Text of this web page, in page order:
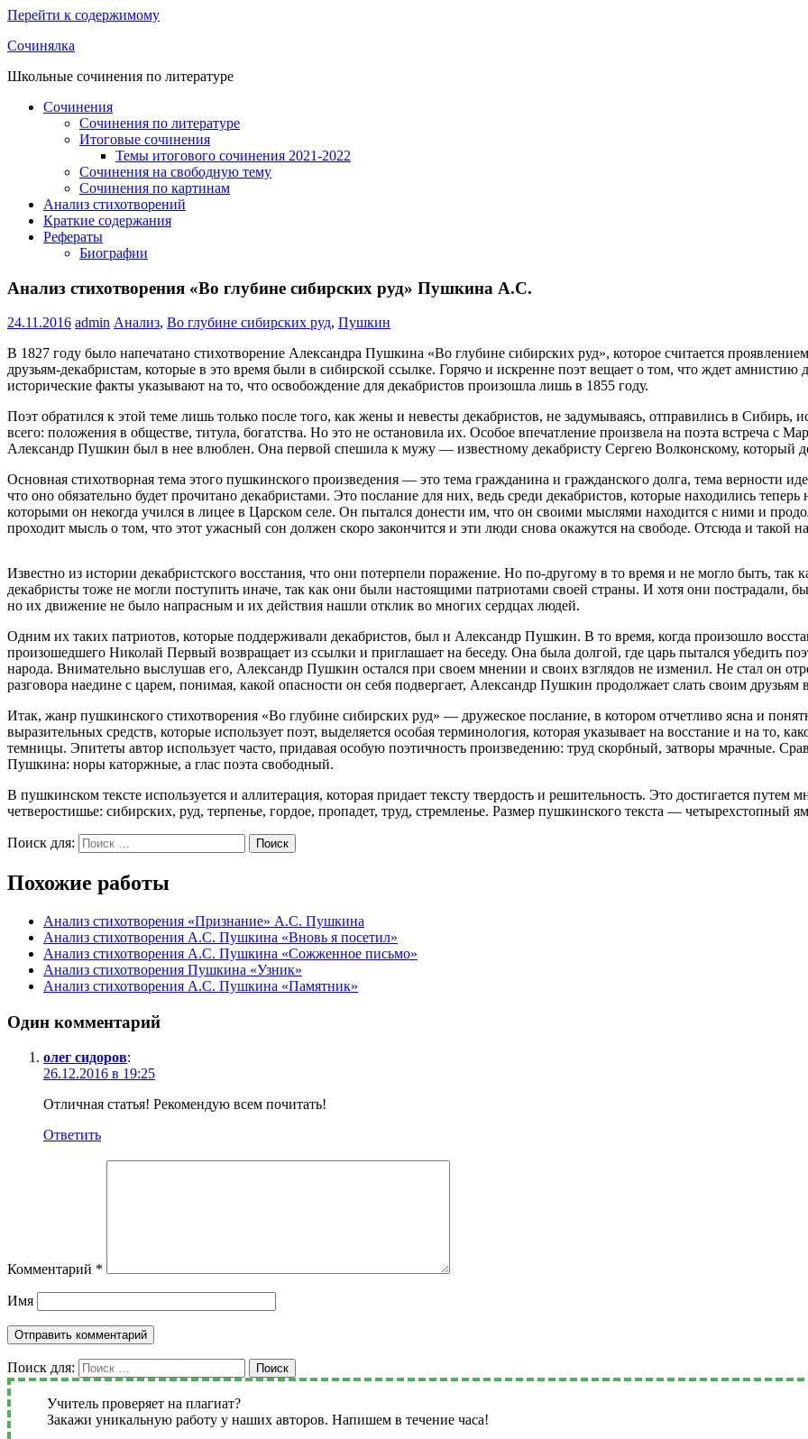
Перейти к содержимому
Сочинялка
Школьные сочинения по литературе
Сочинения
Сочинения по литературе
Итоговые сочинения
Темы итогового сочинения 2021-2022
Сочинения на свободную тему
Сочинения по картинам
Анализ стихотворений
Краткие содержания
Рефераты
Биографии
Анализ стихотворения «Во глубине сибирских руд» Пушкина А.С.
24.11.2016 admin Анализ, Во глубине сибирских руд, Пушкин
В 1827 году было напечатано стихотворение Александра Пушкина «Во глубине сибирских руд», которое считается
друзьям-декабристам, которые в это время были в сибирской ссылке. Горячо и искренне поэт вещает о том, что ждет амнистию
исторические факты указывают на то, что освобождение для декабристов произошла лишь в 1855 году.
Поэт обратился к этой теме лишь только после того, как жены и невесты декабристов, не задумываясь, отправились в
всего: положения в обществе, титула, богатства. Но это не остановила их. Особое впечатление произвела на поэта встреча с
Александр Пушкин был в нее влюблен. Она первой спешила к мужу — известному декабристу Сергею Волконскому, который
Основная стихотворная тема этого пушкинского произведения — это тема гражданина и гражданского долга, тема верности
что оно обязательно будет прочитано декабристами. Это послание для них, ведь среди декабристов, которые находились
которыми он некогда учился в лицее в Царском селе. Он пытался донести им, что он своими мыслями находится с ними и
проходит мысль о том, что этот ужасный сон должен скоро закончится и эти люди снова окажутся на свободе. Отсюда и
Известно из истории декабристского восстания, что они потерпели поражение. Но по-другому в то время и не могло быть,
декабристы тоже не могли поступить иначе, так как они были настоящими патриотами своей страны. И хотя они
но их движение не было напрасным и их действия нашли отклик во многих сердцах людей.
Одним их таких патриотов, которые поддерживали декабристов, был и Александр Пушкин. В то время, когда произошло
произошедшего Николай Первый возвращает из ссылки и приглашает на беседу. Она была долгой, где царь пытался убедить
народа. Внимательно выслушав его, Александр Пушкин остался при своем мнении и своих взглядов не изменил. Не стал он
разговора наедине с царем, понимая, какой опасности он себя подвергает, Александр Пушкин продолжает слать своим
Итак, жанр пушкинского стихотворения «Во глубине сибирских руд» — дружеское послание, в котором отчетливо ясна и
выразительных средств, которые использует поэт, выделяется особая терминология, которая указывает на восстание и на то,
темницы. Эпитеты автор использует часто, придавая особую поэтичность произведению: труд скорбный, затворы мрачные.
Пушкина: норы каторжные, а глас поэта свободный.
В пушкинском тексте используется и аллитерация, которая придает тексту твердость и решительность. Это достигается
четверостишье: сибирских, руд, терпенье, гордое, пропадет, труд, стремленье. Размер пушкинского текста — четырехстопный
Поиск для: Поиск
Похожие работы
Анализ стихотворения «Признание» А.С. Пушкина
Анализ стихотворения А.С. Пушкина «Вновь я посетил»
Анализ стихотворения А.С. Пушкина «Сожженное письмо»
Анализ стихотворения Пушкина «Узник»
Анализ стихотворения А.С. Пушкина «Памятник»
Один комментарий
олег сидоров:
26.12.2016 в 19:25
Отличная статья! Рекомендую всем почитать!
Ответить
Комментарий *
Имя
Поиск для: Поиск
Учитель проверяет на плагиат?
Закажи уникальную работу у наших авторов. Напишем в течение часа!